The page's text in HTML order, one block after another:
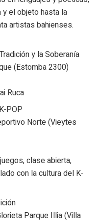
y el objeto hasta la
artistas bahienses.
y la Soberanía
(Estomba 2300)
Ruca
POP
Norte (Vieytes
clase abierta,
con la cultura del K-
Parque Illia (Villa